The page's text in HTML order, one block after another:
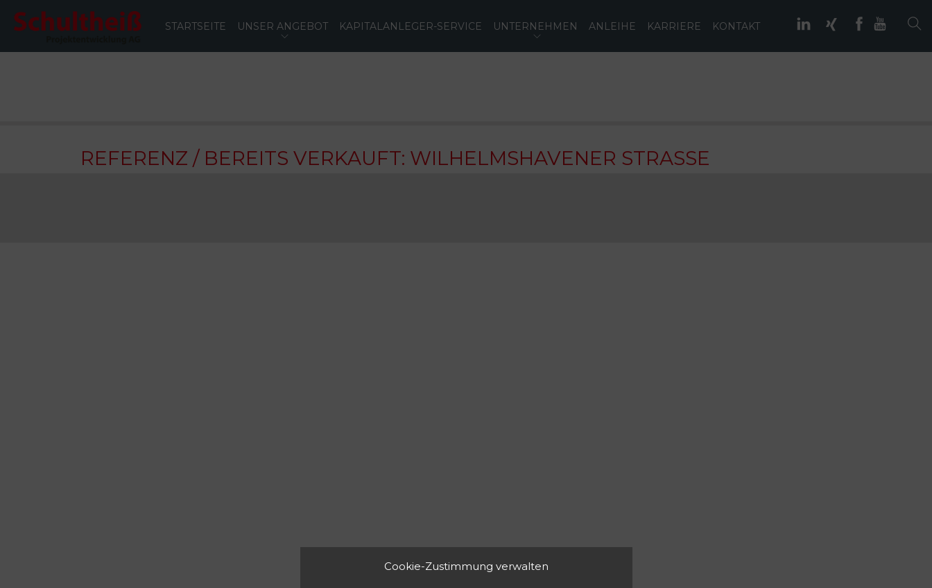
Cookie-Zustimmung verwalten
STARTSEITE UNSER ANGEBOT KAPITALANLEGER-SERVICE UNTERNEHMEN ANLEIHE KARRIERE KONTAKT
REFERENZ / BEREITS VERKAUFT: WILHELMSHAVENER STRASSE